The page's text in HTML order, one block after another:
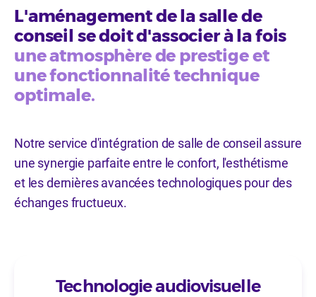
L'aménagement de la salle de
conseil se doit d'associer à la fois
une atmosphère de prestige et
une fonctionnalité technique
optimale.
Notre service d'intégration de salle de conseil assure
une synergie parfaite entre le confort, l'esthétisme
et les dernières avancées technologiques pour des
échanges fructueux.
Technologie audiovisuelle